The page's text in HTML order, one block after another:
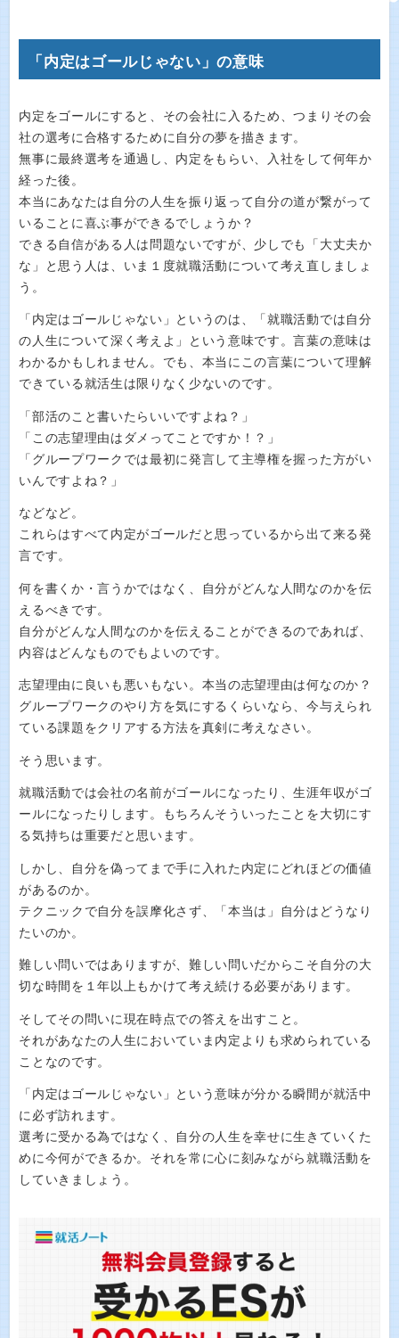
「内定はゴールじゃない」の意味
内定をゴールにすると、その会社に入るため、つまりその会
社の選考に合格するために自分の夢を描きます。
無事に最終選考を通過し、内定をもらい、入社をして何年か
経った後。
本当にあなたは自分の人生を振り返って自分の道が繋がって
いることに喜ぶ事ができるでしょうか？
できる自信がある人は問題ないですが、少しでも「大丈夫か
な」と思う人は、いま１度就職活動について考え直しましょ
う。
「内定はゴールじゃない」というのは、「就職活動では自分
の人生について深く考えよ」という意味です。言葉の意味は
わかるかもしれません。でも、本当にこの言葉について理解
できている就活生は限りなく少ないのです。
「部活のこと書いたらいいですよね？」
「この志望理由はダメってことですか！？」
「グループワークでは最初に発言して主導権を握った方がい
いんですよね？」
などなど。
これらはすべて内定がゴールだと思っているから出て来る発
言です。
何を書くか・言うかではなく、自分がどんな人間なのかを伝
えるべきです。
自分がどんな人間なのかを伝えることができるのであれば、
内容はどんなものでもよいのです。
志望理由に良いも悪いもない。本当の志望理由は何なのか？
グループワークのやり方を気にするくらいなら、今与えられ
ている課題をクリアする方法を真剣に考えなさい。
そう思います。
就職活動では会社の名前がゴールになったり、生涯年収がゴ
ールになったりします。もちろんそういったことを大切にす
る気持ちは重要だと思います。
しかし、自分を偽ってまで手に入れた内定にどれほどの価値
があるのか。
テクニックで自分を誤摩化さず、「本当は」自分はどうなり
たいのか。
難しい問いではありますが、難しい問いだからこそ自分の大
切な時間を１年以上もかけて考え続ける必要があります。
そしてその問いに現在時点での答えを出すこと。
それがあなたの人生においていま内定よりも求められている
ことなのです。
「内定はゴールじゃない」という意味が分かる瞬間が就活中
に必ず訪れます。
選考に受かる為ではなく、自分の人生を幸せに生きていくた
めに今何ができるか。それを常に心に刻みながら就職活動を
していきましょう。